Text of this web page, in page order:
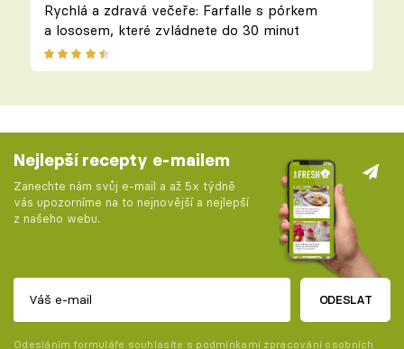
Rychlá a zdravá večeře: Farfalle s pórkem
a lososem, které zvládnete do 30 minut
Nejlepší recepty e-mailem
Zanechte nám svůj e-mail a až 5x týdně
vás upozorníme na to nejnovější a nejlepší
z našeho webu.
ODESLAT
Odesláním formuláře souhlasíte s podmínkami zpracování osobních